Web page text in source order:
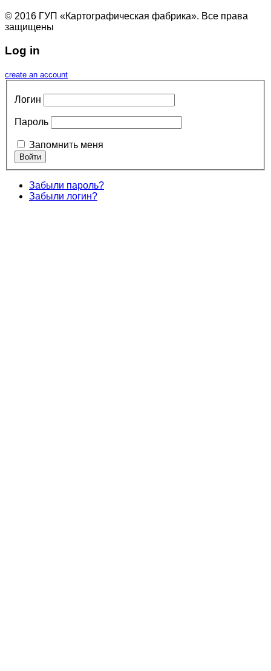
© 2016 ГУП «Картографическая фабрика». Все права
защищены
Log in
create an account
Логин
Пароль
Запомнить меня
Забыли пароль?
Забыли логин?